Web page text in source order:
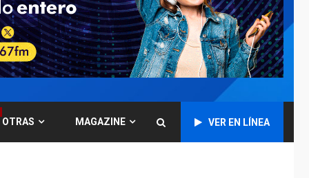
OTRAS MAGAZINE VER EN LÍNEA
terremotos del 24J
asegura Gustavo
Duque
NACIONALES
TITULARES
ÚLTIMA HORA
operaciones de carga
y descarga en